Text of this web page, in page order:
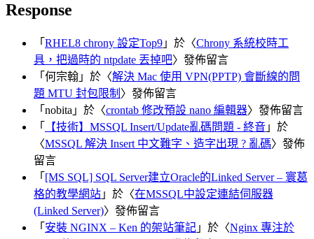
Response
「 RHEL8 chrony 設定Top9 」於〈Chrony 系統校時工
具，把過時的 ntpdate 丟掉吧〉發佈留言
「 何宗翰 」於〈解決 Mac 使用 VPN(PPTP) 會斷線的問
題 MTU 封包限制 〉發佈留言
「 nobita 」於〈crontab 修改預設 nano 編輯器〉發佈留言
「
【技術】MSSQL Insert/Update亂碼問題 - 終音 」於
〈MSSQL 解決 Insert 中文難字、造字出現 ? 亂碼〉發佈
留言
「 [MS SQL] SQL Server建立Oracle的Linked Server – 寰葛
格的教學網站 」於〈在MSSQL中設定連結伺服器
(Linked Server)〉發佈留言
「 安裝 NGINX – Ken 的架站筆記 」於〈Nginx 專注於